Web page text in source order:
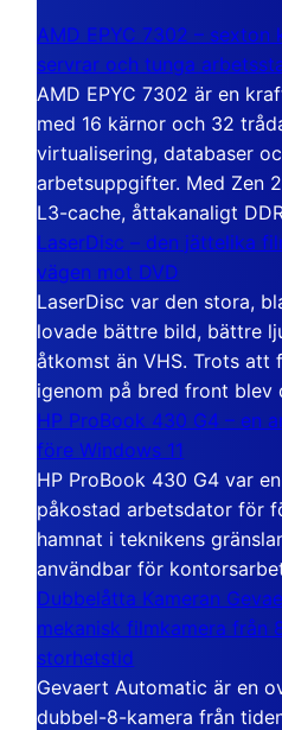
AMD EPYC 7302 –
servrar och tunga
AMD EPYC 7302 är en
med 16 kärnor och 32
virtualisering, databaser
arbetsuppgifter. Med Zen
L3-cache, åttakanaligt
LaserDisc – den jättelika
vägen mot DVD
LaserDisc var den stora,
lovade bättre bild, bättre
åtkomst än VHS. Trots att
igenom på bred front blev
HP ProBook 430 G4 – en
före Windows 11
HP ProBook 430 G4 var
påkostad arbetsdator för
hamnat i teknikens
användbar för
Dubbelåtta Kameran
mekanisk filmkamera från
storhetstid
Gevaert Automatic är en
dubbel-8-kamera från